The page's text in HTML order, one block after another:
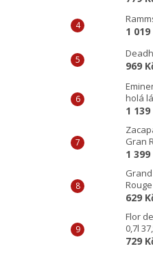
1 019
969
holá
1 139
Gran
1 399
629
Flor
0,7l
729